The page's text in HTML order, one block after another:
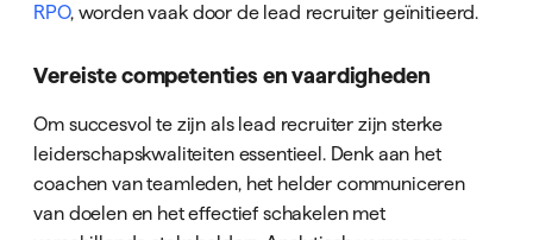
RPO, worden vaak door de lead recruiter geïnitieerd.
Vereiste competenties en vaardigheden
Om succesvol te zijn als lead recruiter zijn sterke
leiderschapskwaliteiten essentieel. Denk aan het
coachen van teamleden, het helder communiceren
van doelen en het effectief schakelen met